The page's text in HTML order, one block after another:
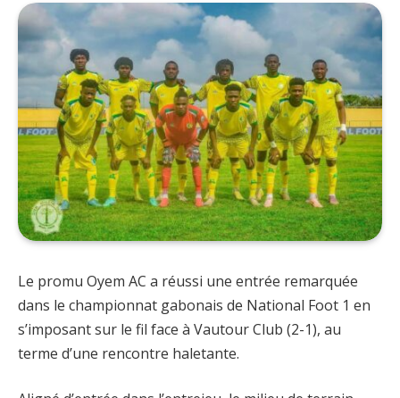
Le promu Oyem AC a réussi une entrée remarquée
dans le championnat gabonais de National Foot 1 en
s’imposant sur le fil face à Vautour Club (2-1), au
terme d’une rencontre haletante.